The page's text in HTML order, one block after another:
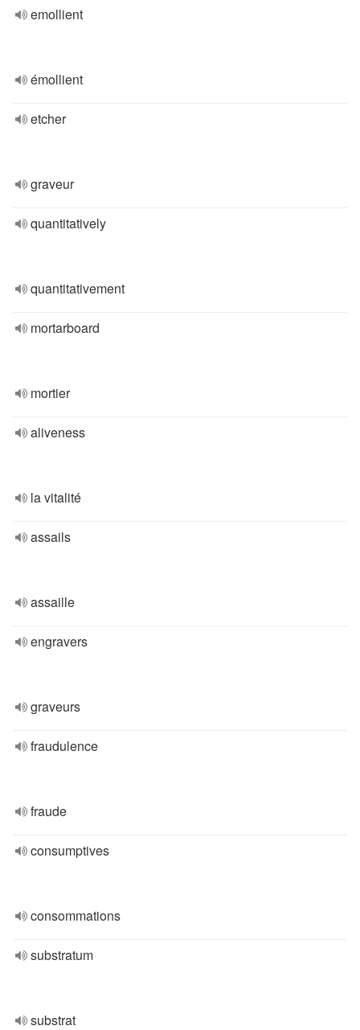
emollient
émollient
etcher
graveur
quantitatively
quantitativement
mortarboard
mortier
aliveness
la vitalité
assails
assaille
engravers
graveurs
fraudulence
fraude
consumptives
consommations
substratum
substrat